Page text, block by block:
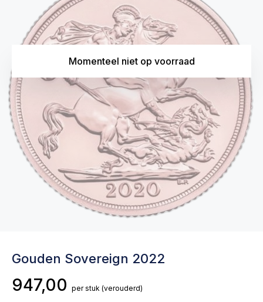
Momenteel niet op voorraad
Gouden Sovereign 2022
947,00 per stuk (verouderd)